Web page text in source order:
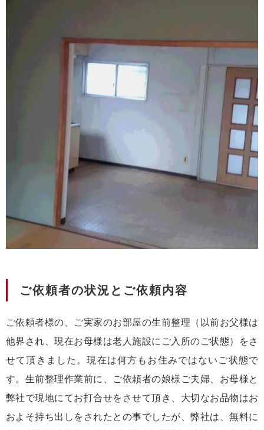
ご依頼者の状況とご依頼内容
ご依頼者様の、ご実家のお部屋の生前整理（以前お父様は
他界され、現在お母様は老人施設にご入所のご状態）をさ
せて頂きました。現在は何方もお住みではないご状態で
す。生前整理作業前に、ご依頼者の娘様ご夫婦、お母様と
弊社で現地にてお打合せをさせて頂き、大切なお品物はお
およそ持ち出しをされたとの事でしたが、弊社は、無料に